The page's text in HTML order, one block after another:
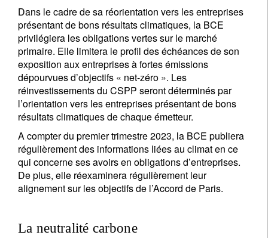
Dans le cadre de sa réorientation vers les entreprises
présentant de bons résultats climatiques, la BCE
privilégiera les obligations vertes sur le marché
primaire. Elle limitera le profil des échéances de son
exposition aux entreprises à fortes émissions
dépourvues d’objectifs « net-zéro ». Les
réinvestissements du CSPP seront déterminés par
l’orientation vers les entreprises présentant de bons
résultats climatiques de chaque émetteur.
A compter du premier trimestre 2023, la BCE publiera
régulièrement des informations liées au climat en ce
qui concerne ses avoirs en obligations d’entreprises.
De plus, elle réexaminera régulièrement leur
alignement sur les objectifs de l’Accord de Paris.
La neutralité carbone